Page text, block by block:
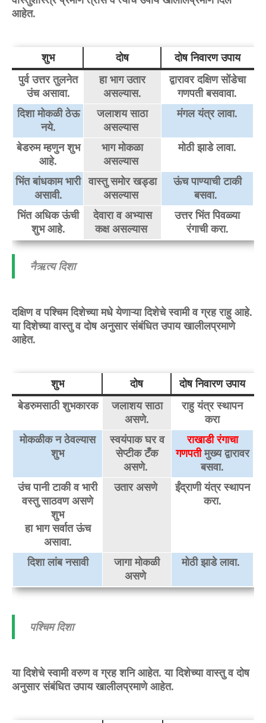
आहेत.
शुभ दोष
दोष निवारण उपाय
पुर्व उत्तर तुलनेत
उंच असावा.
हा भाग उतार
असल्यास.
द्वारावर दक्षिण सोंडेचा
गणपती बसवावा.
दिशा मोकळी ठेऊ
नये.
जलाशय साठा
असल्यास
मंगल यंत्र लावा.
बेडरुम म्हणुन शुभ
आहे.
भाग मोकळा
असल्यास
मोठी झाडे लावा.
भिंत बांधकाम भारी
असावी.
वास्तु समोर खड्डा
असल्यास
ऊंच पाण्याची टाकी
बसवा.
भिंत अधिक ऊंची
शुभ आहे.
देवारा व अभ्यास
कक्ष असल्यास
उत्तर भिंत पिवळ्या
रंगाची करा.
नैऋत्य दिशा
दक्षिण व पश्चिम दिशेच्या मधे येणाऱ्या दिशेचे स्वामी व ग्रह राहु आहे.
या दिशेच्या वास्तु व दोष अनुसार संबंधित उपाय खालीलप्रमाणे
आहेत.
शुभ दोष
दोष निवारण उपाय
बेडरुमसाठी शुभकारक
जलाशय साठा
असणे.
राहु यंत्र स्थापन
करा
मोकळीक न ठेवल्यास
शुभ
स्वयंपाक घर व
सेप्टीक टँक
असणे.
राखाडी रंगाचा
गणपतीमुख्य द्वारावर
बसवा.
उंच पानी टाकी व भारी
वस्तु साठवण असणे
शुभ
हा भाग सर्वात ऊंच
असावा.
उतार असणे
ईंद्राणी यंत्र स्थापन
करा.
दिशा लांब नसावी
जागा मोकळी
असणे
मोठी झाडे लावा.
पश्चिम दिशा
या दिशेचे स्वामी वरुण व ग्रह शनि आहेत. या दिशेच्या वास्तु व दोष
अनुसार संबंधित उपाय खालीलप्रमाणे आहेत.